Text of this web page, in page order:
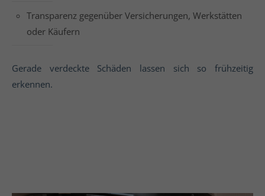
Transparenz gegenüber Versicherungen, Werkstätten
oder Käufern
Gerade verdeckte Schäden lassen sich so frühzeitig
erkennen.